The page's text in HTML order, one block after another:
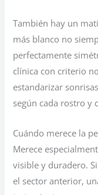
También hay un
más blanco no
perfectamente
clínica con criterio
estandarizar
según cada rostro y
Cuándo merece la
Merece
visible y duradero.
el sector anterior,